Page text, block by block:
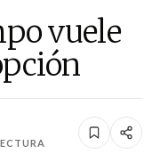
vuele